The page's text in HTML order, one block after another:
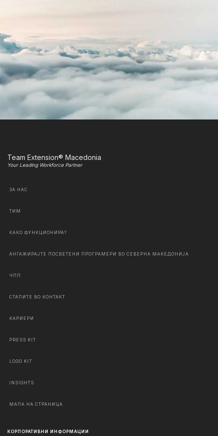
Team Extension® Macedonia
Your Leading Workforce Partner
ЗА НАС
ТИМ
КАКО ФУНКЦИОНИРА?
АНГАЖИРАЈТЕ ПОСВЕТЕНИ ПРОГРАМЕРИ ВО СЕВЕРНА МАКЕДОНИЈА
ЧПП
СТАПИТЕ ВО КОНТАКТ
КАРИЕРИ
PRESS KIT
LOGO KIT
INSIGHTS
МАПА НА СТРАНИЦА
КОРПОРАТИВНИ ИНФОРМАЦИИ